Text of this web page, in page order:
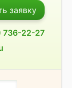
заявку
736-22-27